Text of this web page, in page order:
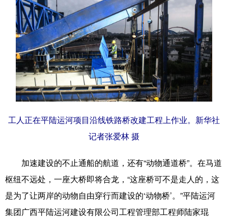
工人正在平陆运河项目沿线铁路桥改建工程上作业。新华社
记者张爱林 摄
加速建设的不止通船的航道，还有“动物通道桥”。在马道
枢纽不远处，一座大桥即将合龙，“这座桥可不是走人的，这
是为了让两岸的动物自由穿行而建设的‘动物桥’。”平陆运河
集团广西平陆运河建设有限公司工程管理部工程师陆家琨